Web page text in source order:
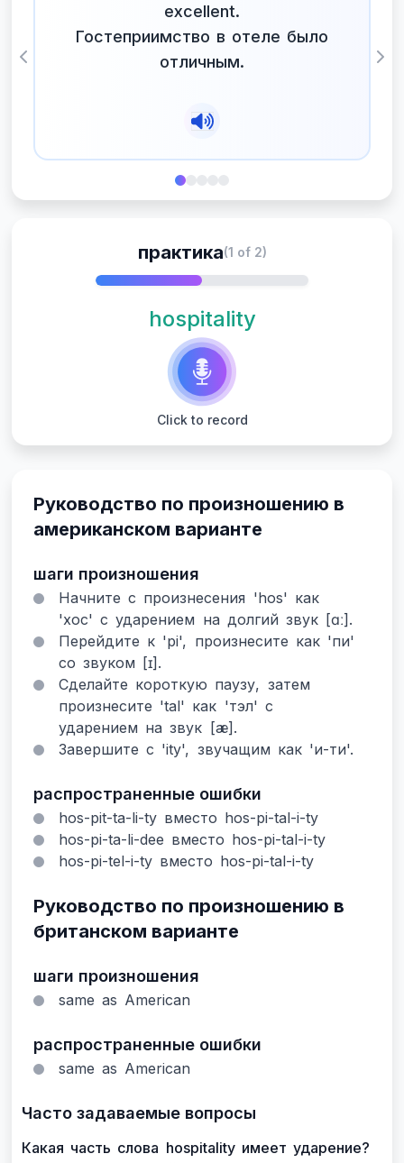
excellent.
Гостеприимство в отеле было
отличным.
Previous
Руководство по произношению в
американском варианте
шаги произношения
Начните с произнесения 'hos' как
'хос' с ударением на долгий звук [ɑː].
Перейдите к 'pi', произнесите как 'пи'
со звуком [ɪ].
Сделайте короткую паузу, затем
произнесите 'tal' как 'тэл' с
ударением на звук [æ].
Завершите с 'ity', звучащим как 'и-ти'.
распространенные ошибки
hos-pit-ta-li-ty вместо hos-pi-tal-i-ty
hos-pi-ta-li-dee вместо hos-pi-tal-i-ty
hos-pi-tel-i-ty вместо hos-pi-tal-i-ty
Руководство по произношению в
британском варианте
шаги произношения
same as American
распространенные ошибки
same as American
Часто задаваемые вопросы
Какая часть слова hospitality имеет ударение?
практика(1 of 2)
hospitality
Click to record